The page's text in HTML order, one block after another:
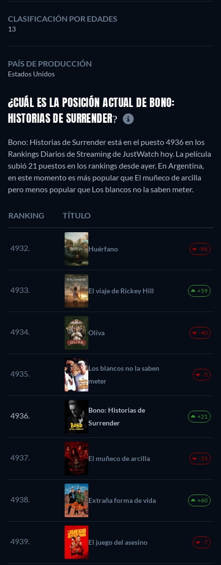
CLASIFICACIÓN POR EDADES
13
PAÍS DE PRODUCCIÓN
Estados Unidos
¿CUÁL ES LA POSICIÓN ACTUAL DE BONO:
HISTORIAS DE SURRENDER?
Bono: Historias de Surrender está en el puesto 4936 en los
Rankings Diarios de Streaming de JustWatch hoy. La película
subió 21 puestos en los rankings desde ayer. En Argentina,
en este momento es más popular que El muñeco de arcilla
pero menos popular que Los blancos no la saben meter.
RANKING TÍTULO
4932. Huérfano -86
4933. El viaje de Rickey Hill +59
4934. Oliva -40
4935.
Los blancos no la saben
meter
-5
4936.
Bono: Historias de
Surrender
+21
4937. El muñeco de arcilla -33
4938. Extraña forma de vida +60
4939. El juego del asesino -7